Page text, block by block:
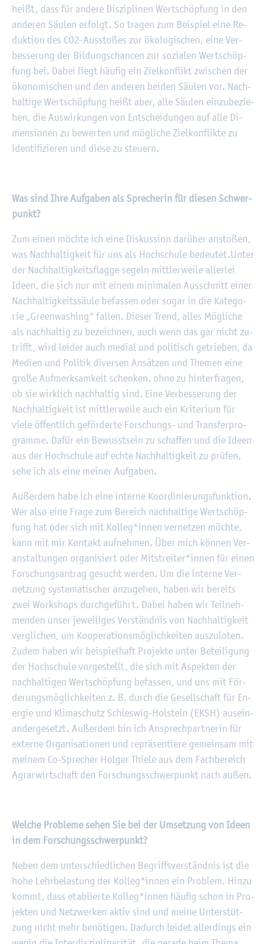
heißt, dass für an­de­re Dis­zi­pli­nen Wert­schöp­fung in den
an­de­ren Säu­len er­folgt. So tra­gen zum Bei­spiel eine Re­
duk­ti­on des CO2-Aus­sto­ßes zur öko­lo­gi­schen, eine Ver­
bes­se­rung der Bil­dungs­chan­cen zur so­zia­len Wert­schöp­
fung bei. Dabei liegt häu­fig ein Ziel­kon­flikt zwi­schen der
öko­no­mi­schen und den an­de­ren bei­den Säu­len vor. Nach­
hal­ti­ge Wert­schöp­fung heißt aber, alle Säu­len ein­zu­be­zie­
hen, die Aus­wir­kun­gen von Ent­schei­dun­gen auf alle Di­
men­sio­nen zu be­wer­ten und mög­li­che Ziel­kon­flik­te zu
iden­ti­fi­zie­ren und diese zu steu­ern.
Was sind Ihre Auf­ga­ben als Spre­che­rin für die­sen Schwer­
punkt?
Zum einen möch­te ich eine Dis­kus­si­on dar­über an­sto­ßen,
was Nach­hal­tig­keit für uns als Hoch­schu­le be­deu­tet.Unter
der Nach­hal­tig­keits­flag­ge se­geln mitt­ler­wei­le al­ler­lei
Ideen, die sich nur mit einem mi­ni­ma­len Aus­schnitt einer
Nach­hal­tig­keits­säu­le be­fas­sen oder sogar in die Ka­te­go­
rie „Green­wa­shing“ fal­len. Die­ser Trend, alles Mög­li­che
als nach­hal­tig zu be­zeich­nen, auch wenn das gar nicht zu­
trifft, wird lei­der auch me­di­al und po­li­tisch ge­trie­ben, da
Me­di­en und Po­li­tik di­ver­sen An­sät­zen und The­men eine
große Auf­merk­sam­keit schen­ken, ohne zu hin­ter­fra­gen,
ob sie wirk­lich nach­hal­tig sind. Eine Ver­bes­se­rung der
Nach­hal­tig­keit ist mitt­ler­wei­le auch ein Kri­te­ri­um für
viele öf­fent­lich ge­för­der­te For­schungs- und Trans­fer­pro­
gram­me. Dafür ein Be­wusst­sein zu schaf­fen und die Ideen
aus der Hoch­schu­le auf echte Nach­hal­tig­keit zu prü­fen,
sehe ich als eine mei­ner Auf­ga­ben.
Au­ßer­dem habe ich eine in­ter­ne Ko­or­di­nie­rungs­funk­ti­on.
Wer also eine Frage zum Be­reich nach­hal­ti­ge Wert­schöp­
fung hat oder sich mit Kol­leg*innen ver­net­zen möch­te,
kann mit mir Kon­takt auf­neh­men. Über mich kön­nen Ver­
an­stal­tun­gen or­ga­ni­siert oder Mit­strei­ter*innen für einen
For­schungs­an­trag ge­sucht wer­den. Um die in­ter­ne Ver­
net­zung sys­te­ma­ti­scher an­zu­ge­hen, haben wir be­reits
zwei Work­shops durch­ge­führt. Dabei haben wir Teil­neh­
men­den unser je­wei­li­ges Ver­ständ­nis von Nach­hal­tig­keit
ver­gli­chen, um Ko­ope­ra­ti­ons­mög­lich­kei­ten aus­zu­lo­ten.
Zudem haben wir bei­spiel­haft Pro­jek­te unter Be­tei­li­gung
der Hoch­schu­le vor­ge­stellt, die sich mit As­pek­ten der
nach­hal­ti­gen Wert­schöp­fung be­fas­sen, und uns mit För­
de­rungs­mög­lich­kei­ten z. B. durch die Ge­sell­schaft für En­
er­gie und Kli­ma­schutz Schles­wig-Hol­stein (EKSH) aus­ein­
an­der­ge­setzt. Au­ßer­dem bin ich An­sprech­part­ne­rin für
ex­ter­ne Or­ga­ni­sa­tio­nen und re­prä­sen­tie­re ge­mein­sam mit
mei­nem Co-Spre­cher Hol­ger Thie­le aus dem Fach­be­reich
Agrar­wirt­schaft den For­schungs­schwer­punkt nach außen.
Wel­che Pro­ble­me sehen Sie bei der Um­set­zung von Ideen
in dem For­schungs­schwer­punkt?
Neben dem un­ter­schied­li­chen Be­griffs­ver­ständ­nis ist die
hohe Lehr­be­las­tung der Kol­leg*innen ein Pro­blem. Hinzu
kommt, dass eta­blier­te Kol­leg*innen häu­fig schon in Pro­
jek­ten und Netz­wer­ken aktiv sind und meine Un­ter­stüt­
zung nicht mehr be­nö­ti­gen. Da­durch lei­det al­ler­dings ein